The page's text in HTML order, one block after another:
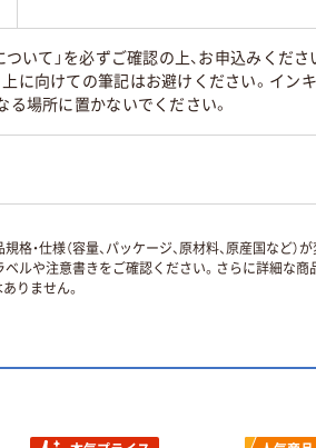
ついて」を必ずご確認の上、お申込みく
に向けての筆記はお避けください。イン
る場所に置かないでください。
仕様（容量、パッケージ、原材料、原産国など
や注意書きをご確認ください。さらに詳細な商
りません。